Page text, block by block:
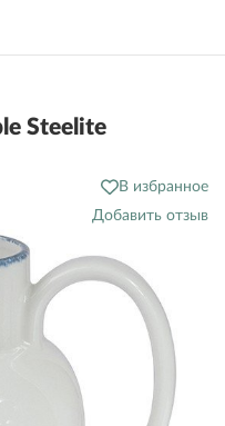
Steelite
В избранное
Добавить отзыв